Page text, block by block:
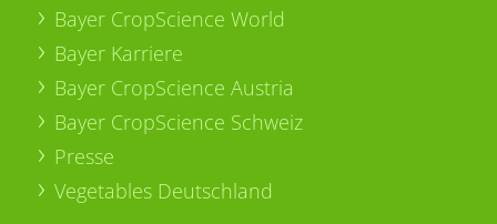
Bayer CropScience World
Bayer Karriere
Bayer CropScience Austria
Bayer CropScience Schweiz
Presse
Vegetables Deutschland